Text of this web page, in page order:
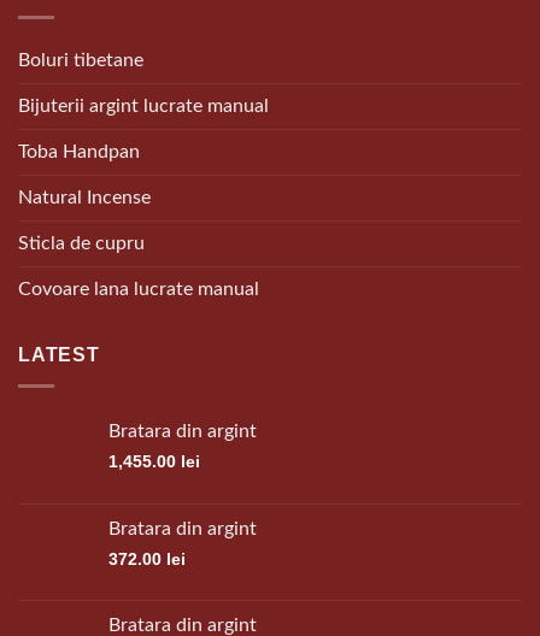
Boluri tibetane
Bijuterii argint lucrate manual
Toba Handpan
Natural Incense
Sticla de cupru
Covoare lana lucrate manual
LATEST
Bratara din argint
1,455.00 lei
Bratara din argint
372.00 lei
Bratara din argint